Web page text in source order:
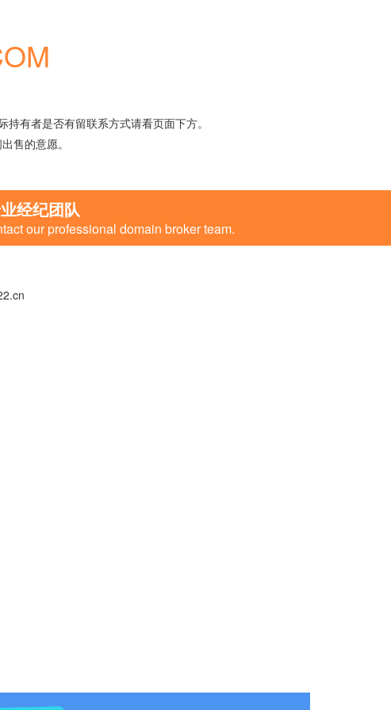
有者是否有留联系方式请看页面下方。
售的意愿。
经纪团队
our professional domain broker team.